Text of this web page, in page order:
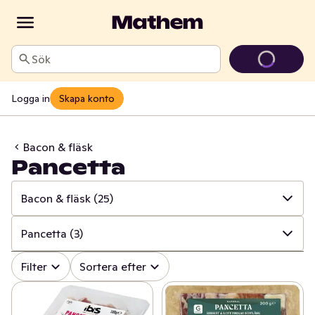
Sök
Logga in Skapa konto
Bacon & fläsk
Pancetta
Bacon & fläsk (25)
✓ Alla (739)
✓ (164)
Pålägg (133)
Pancetta (3)
✓ Alla (25)
Bacon (19)
Filter Sortera efter